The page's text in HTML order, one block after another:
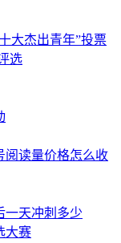
大杰出青年”投票
选
阅读量价格怎么收
一天冲刺多少
大赛